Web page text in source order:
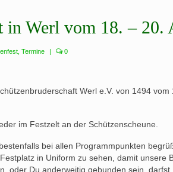
in Werl vom 18. – 20.
Termine | 0
Werl e.V. von 1494
im Festzelt an der Schützenscheune.
bei allen Programmpunkten
in Uniform zu sehen, damit unsere
oder Du anderweitig gebunden sein,